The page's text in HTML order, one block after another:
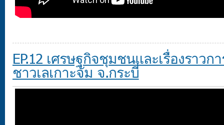
EP.12 เศรษฐกิจชุมชนและเรื่องราว
ชาวเลเกาะจัม จ.กระบี่